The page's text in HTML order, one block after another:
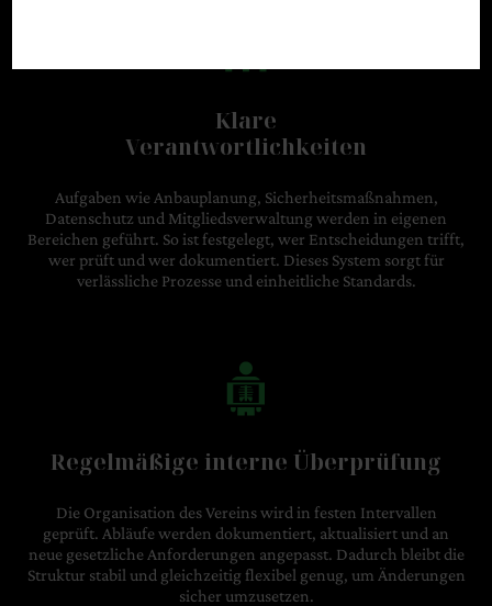
Klare
Verantwortlichkeiten
Aufgaben wie Anbauplanung, Sicherheitsmaßnahmen,
Datenschutz und Mitgliedsverwaltung werden in eigenen
Bereichen geführt. So ist festgelegt, wer Entscheidungen trifft,
wer prüft und wer dokumentiert. Dieses System sorgt für
verlässliche Prozesse und einheitliche Standards.
Regelmäßige interne Überprüfung
Die Organisation des Vereins wird in festen Intervallen
geprüft. Abläufe werden dokumentiert, aktualisiert und an
neue gesetzliche Anforderungen angepasst. Dadurch bleibt die
Struktur stabil und gleichzeitig flexibel genug, um Änderungen
sicher umzusetzen.